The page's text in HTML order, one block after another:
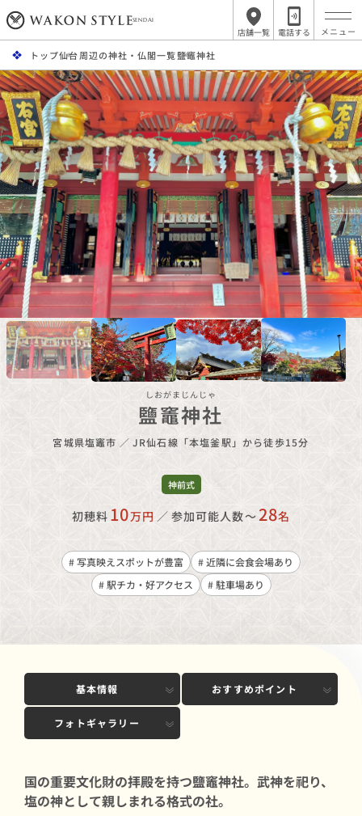
SENDAI
店舗一覧 電話する
トップ仙台周辺の神社・仏閣一覧鹽竈神社
しおがまじんじゃ
鹽竈神社
宮城県塩竈市 ／ JR仙石線「本塩釜駅」から徒歩15分
神前式
初穂料 10万円 ／ 参加可能人数〜28名
# 写真映えスポットが豊富
# 近隣に会食会場あり
# 駅チカ・好アクセス
# 駐車場あり
基本情報 おすすめポイント
フォトギャラリー
国の重要文化財の拝殿を持つ鹽竈神社。武神を祀り、
塩の神として親しまれる格式の社。